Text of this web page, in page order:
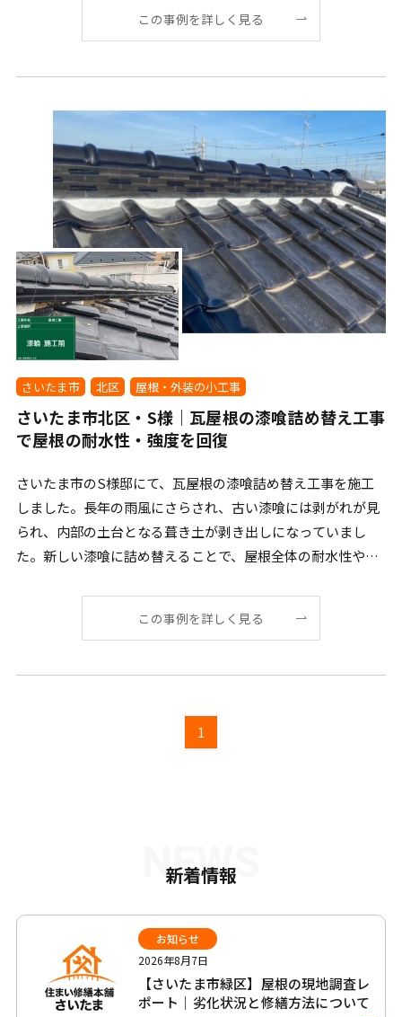
この事例を詳しく見る
さいたま市 北区 屋根・外装の小工事
さいたま市北区・S様｜瓦屋根の漆喰詰め替え工事
で屋根の耐水性・強度を回復
さいたま市のS様邸にて、瓦屋根の漆喰詰め替え工事を施工
しました。長年の雨風にさらされ、古い漆喰には剥がれが見
られ、内部の土台となる葺き土が剥き出しになっていまし
た。新しい漆喰に詰め替えることで、屋根全体の耐水性や強
この事例を詳しく見る
1
NEWS
新着情報
お知らせ
2026年8月7日
【さいたま市緑区】屋根の現地調査レ
ポート｜劣化状況と修繕方法について